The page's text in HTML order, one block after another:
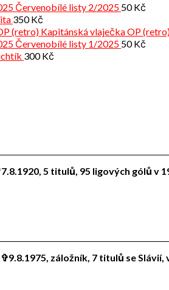
Červenobílé listy 2/2025 50Kč
350Kč
Kapitánská vlaječka OP
Červenobílé listy 1/2025 50Kč
300Kč
5 titulů, 95 ligových gólů v
záložník, 7 titulů se